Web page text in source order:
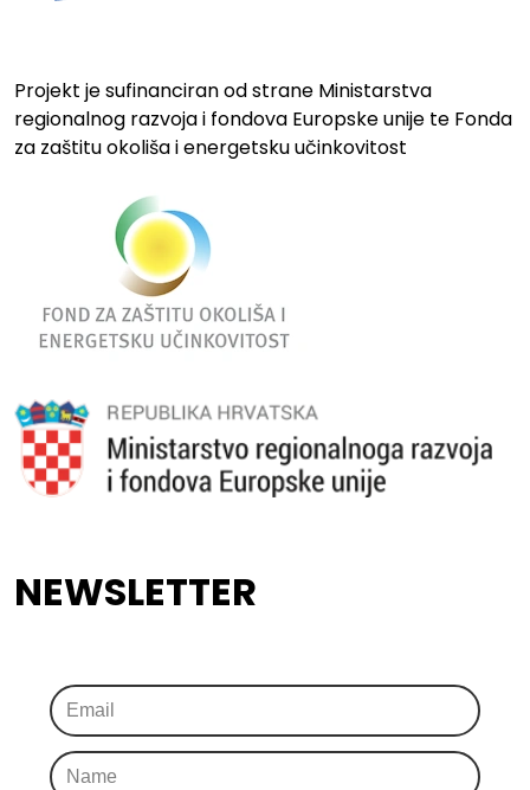
Projekt je sufinanciran od strane Ministarstva
regionalnog razvoja i fondova Europske unije te Fonda
za zaštitu okoliša i energetsku učinkovitost
NEWSLETTER